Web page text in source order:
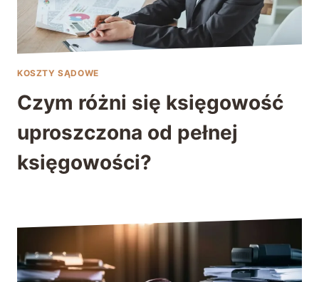
KOSZTY SĄDOWE
Czym różni się księgowość
uproszczona od pełnej
księgowości?